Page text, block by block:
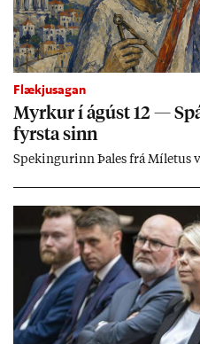
Flækjusagan
Myrk­ur í ág­úst 12 —
fyrsta sinn
Spek­ing­ur­inn Þa­les frá Míletus